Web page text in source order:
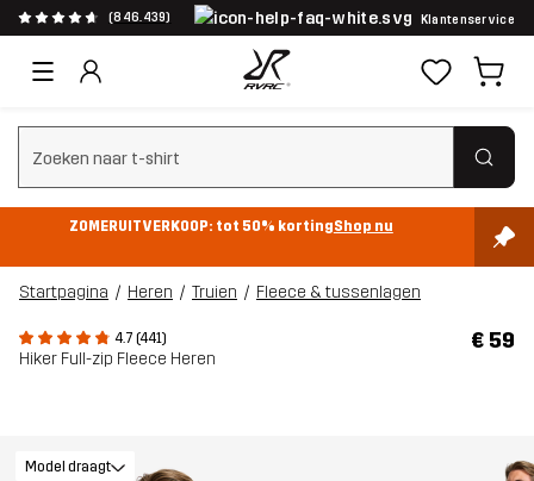
(846.439) Klantenservice
Zoeken wissen
ZOMERUITVERKOOP: tot 50% kortingShop nu
Startpagina Heren Truien Fleece & tussenlagen
4.7 (441)
Hiker Full-zip Fleece Heren
€ 59
Model draagt